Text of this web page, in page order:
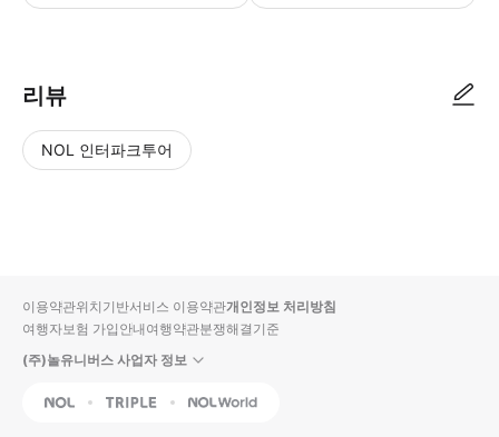
리뷰
NOL 인터파크투어
입니
다.
순
상
이용약관위치기반서비스 이용약관개인정보 처리방침
여행자보험 가입안내여행약관분쟁해결기준
(주)놀유니버스 사업자 정보
NOL Triple Interpark Global